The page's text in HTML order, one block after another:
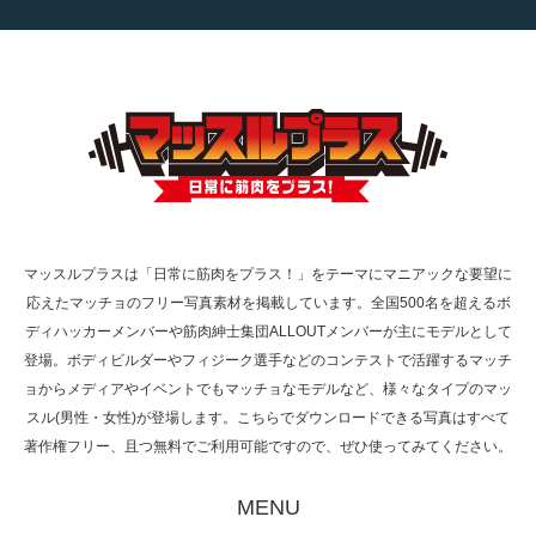
TOKYO FMラジオ番組「ONE MORNING」
で紹介さ…
た（6/8放送）
マッスルプラスは「日常に筋肉をプラス！」をテーマにマニアックな要望に
応えたマッチョのフリー写真素材を掲載しています。全国500名を超えるボ
ディハッカーメンバーや筋肉紳士集団ALLOUTメンバーが主にモデルとして
登場。ボディビルダーやフィジーク選手などのコンテストで活躍するマッチ
ョからメディアやイベントでもマッチョなモデルなど、様々なタイプのマッ
スル(男性・女性)が登場します。こちらでダウンロードできる写真はすべて
著作権フリー、且つ無料でご利用可能ですので、ぜひ使ってみてください。
MENU